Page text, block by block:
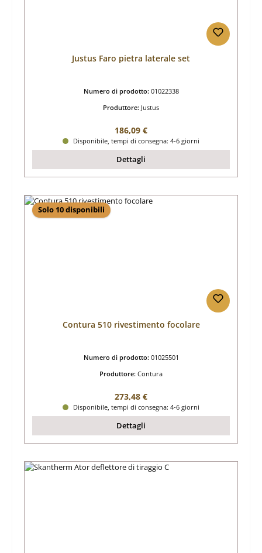
Justus Faro pietra laterale set
Numero di prodotto: 01022338
Produttore: Justus
Prezzo normale:
186,09 €
Disponibile, tempi di consegna: 4-6 giorni
Dettagli
Solo 10 disponibili
Contura 510 rivestimento focolare
Numero di prodotto: 01025501
Produttore: Contura
Prezzo normale:
273,48 €
Disponibile, tempi di consegna: 4-6 giorni
Dettagli